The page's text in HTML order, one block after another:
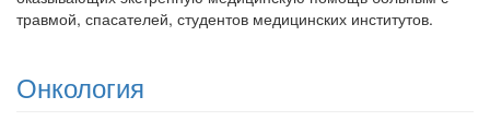
травмой, спасателей, студентов ме­дицинских институтов.
Онкология